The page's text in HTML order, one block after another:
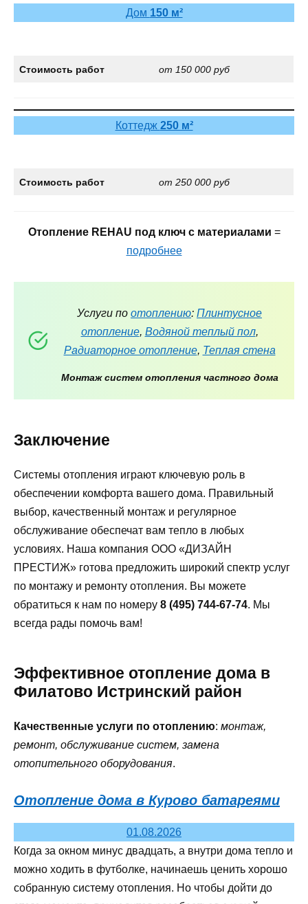
Дом 150 м²
Стоимость работ от 150 000 руб
Коттедж 250 м²
Стоимость работ от 250 000 руб
Отопление REHAU под ключ с материалами =
подробнее
Услуги по отоплению: Плинтусное
отопление, Водяной теплый пол,
Радиаторное отопление, Теплая стена
Монтаж систем отопления частного дома
Заключение
Системы отопления играют ключевую роль в
обеспечении комфорта вашего дома. Правильный
выбор, качественный монтаж и регулярное
обслуживание обеспечат вам тепло в любых
условиях. Наша компания ООО «ДИЗАЙН
ПРЕСТИЖ» готова предложить широкий спектр услуг
по монтажу и ремонту отопления. Вы можете
обратиться к нам по номеру 8 (495) 744-67-74. Мы
всегда рады помочь вам!
Эффективное отопление дома в
Филатово Истринский район
Качественные услуги по отоплению: монтаж,
ремонт, обслуживание систем, замена
отопительного оборудования.
Отопление дома в Курово батареями
01.08.2026
Когда за окном минус двадцать, а внутри дома тепло и
можно ходить в футболке, начинаешь ценить хорошо
собранную систему отопления. Но чтобы дойти до